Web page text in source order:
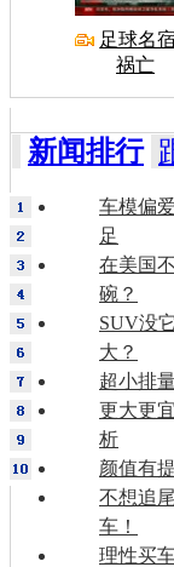
足球名
祸亡
新闻排行
车模偏
足
在美国
碗？
SUV没
大？
超小排
更大更
析
颜值有
不想追
车！
理性买